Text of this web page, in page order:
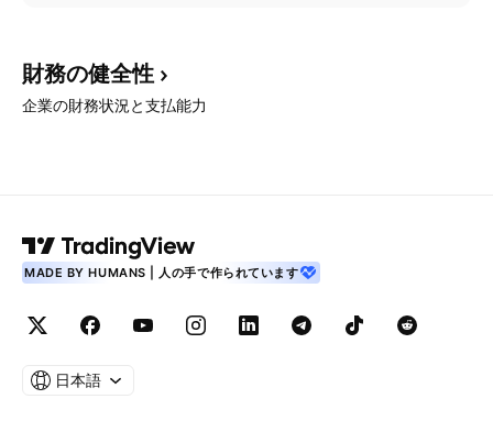
財務の健全性
企業の財務状況と支払能力
MADE BY HUMANS | 人の手で作られています
日本語